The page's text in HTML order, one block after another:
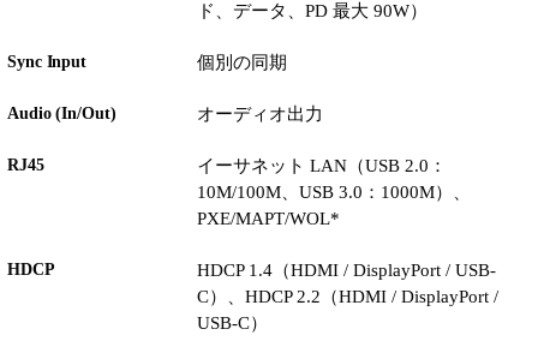
ド、データ、PD 最大 90W）
Sync Input 個別の同期
Audio (In/Out) オーディオ出力
RJ45
イーサネット LAN（USB 2.0：
10M/100M、USB 3.0：1000M）、
PXE/MAPT/WOL*
HDCP
HDCP 1.4（HDMI / DisplayPort / USB-
C）、HDCP 2.2（HDMI / DisplayPort /
USB-C）